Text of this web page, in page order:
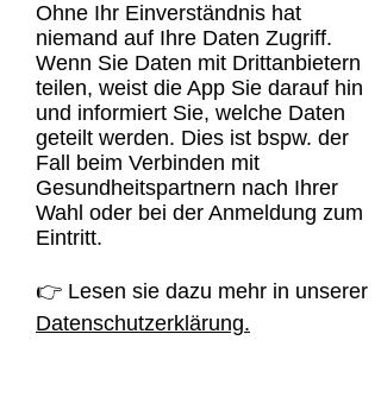
Ohne Ihr Einverständnis hat
niemand auf Ihre Daten Zugriff.
Wenn Sie Daten mit Drittanbietern
teilen, weist die App Sie darauf hin
und informiert Sie, welche Daten
geteilt werden. Dies ist bspw. der
Fall beim Verbinden mit
Gesundheitspartnern nach Ihrer
Wahl oder bei der Anmeldung zum
Eintritt.
👉 Lesen sie dazu mehr in unserer
Datenschutzerklärung.